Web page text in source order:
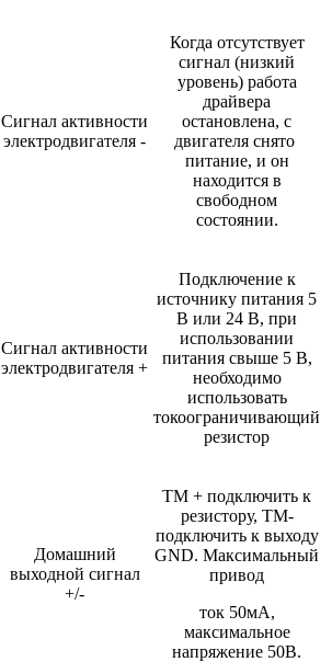
Сигнал активности
электродвигателя -
Когда отсутствует
сигнал (низкий
уровень) работа
драйвера
остановлена, с
двигателя снято
питание, и он
находится в
свободном
состоянии.
Сигнал активности
электродвигателя +
Подключение к
источнику питания 5
В или 24 В, при
использовании
питания свыше 5 В,
необходимо
использовать
токоограничивающий
резистор
Домашний
выходной сигнал
+/-
TM + подключить к
резистору, TM-
подключить к выходу
GND. Максимальный
привод
ток 50мА,
максимальное
напряжение 50В.